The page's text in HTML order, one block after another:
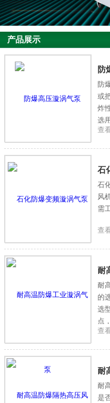
产品展示
防
防
或
炸
选
查
石
石
风
需
查
耐
耐
的
选
点
查
耐
耐
是